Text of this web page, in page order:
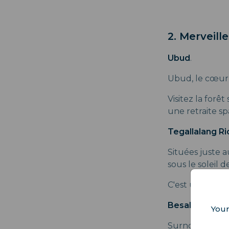
2.
Ubud.
Ubud, le cœur
Visitez la forêt
une retraite
Tegallalang
Situées juste
sous le soleil
C'est un
Besakih
Surnommé le